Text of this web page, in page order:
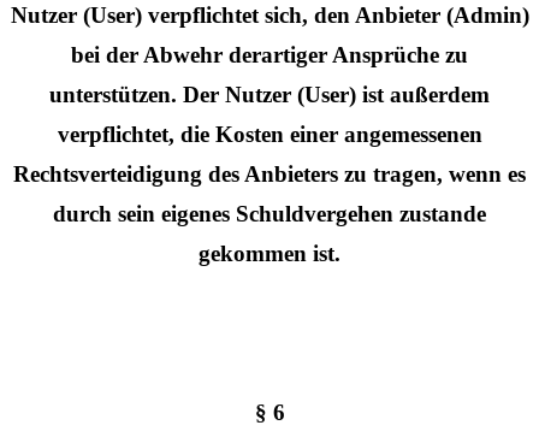
Nutzer (User) verpflichtet sich, den Anbieter (Admin)
bei der Abwehr derartiger Ansprüche zu
unterstützen. Der Nutzer (User) ist außerdem
verpflichtet, die Kosten einer angemessenen
Rechtsverteidigung des Anbieters zu tragen, wenn es
durch sein eigenes Schuldvergehen zustande
gekommen ist.
§ 6